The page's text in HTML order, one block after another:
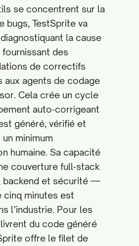
se concentrent sur la
bugs, TestSprite va
la cause
des
de correctifs
aux agents de codage
Cela crée un cycle
auto‑corrigeant
généré, vérifié et
minimum
humaine. Sa capacité
couverture full‑stack
et sécurité —
cinq minutes est
l’industrie. Pour les
du code généré
offre le filet de